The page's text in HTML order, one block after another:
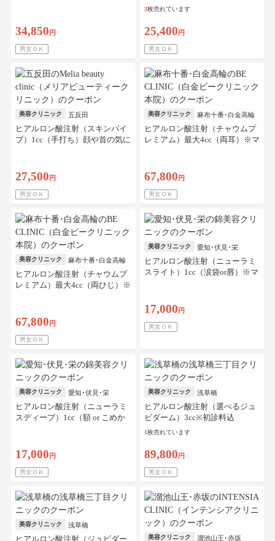
34,850 円
男女ＯＫ
選択）※マイクロカニューレ、
3枚売れています
25,400 円
男女ＯＫ
美容クリニック 五反田
ヒアルロン酸注射（スキンバイ
ブ）1cc（手打ち）顔や首の気に
27,500 円
男女ＯＫ
美容クリニック 麻布十番･白金高輪
ヒアルロン酸注射（チャウムプ
レミアム）最大4cc（両耳）※マ
67,800 円
男女ＯＫ
美容クリニック 麻布十番･白金高輪
ヒアルロン酸注射（チャウムプ
レミアム）最大4cc（両ひじ）※
67,800 円
男女ＯＫ
美容クリニック 愛知･伏見･栄
ヒアルロン酸注射（ニューラミ
スライト）1cc（涙袋or唇）※マ
17,000 円
男女ＯＫ
美容クリニック 愛知･伏見･栄
ヒアルロン酸注射（ニューラミ
スディープ）1cc（額 or こめか
17,000 円
男女ＯＫ
美容クリニック 浅草橋
ヒアルロン酸注射（選べるジュ
ビダーム）3cc※初診料込
1枚売れています
89,800 円
男女ＯＫ
美容クリニック 浅草橋
ヒアルロン酸注射（ジュビダー 美容クリニック 溜池山王･赤坂